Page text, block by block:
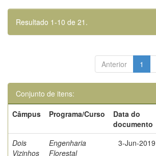
Resultado 1-10 de 21.
Anterior 1
Conjunto de itens:
Câmpus
Programa/Curso
Data do
documento
Dois
Vizinhos
Engenharia
Florestal
3-Jun-2019